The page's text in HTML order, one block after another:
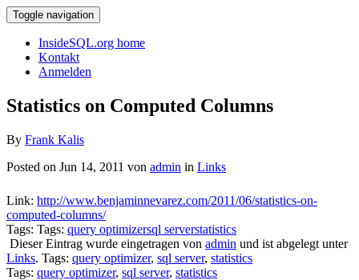
Toggle navigation
InsideSQL.org home
Kontakt
Anmelden
Statistics on Computed Columns
By Frank Kalis
Posted on Jun 14, 2011 von admin in Links
Link: http://www.benjaminnevarez.com/2011/06/statistics-on-
computed-columns/
Tags: Tags: query optimizersql serverstatistics
Dieser Eintrag wurde eingetragen von admin und ist abgelegt unter
Links. Tags: query optimizer, sql server, statistics
Tags: query optimizer, sql server, statistics